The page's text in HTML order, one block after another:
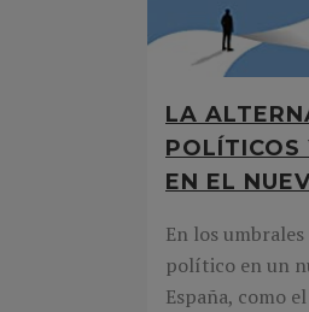
LA
POLÍTICOS
EN EL
En los
político en un
España, como